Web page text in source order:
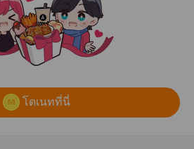
โดเนทที่นี่